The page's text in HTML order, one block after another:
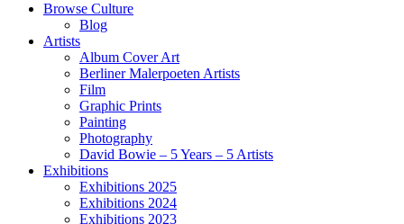
Browse Culture
Blog
Artists
Album Cover Art
Berliner Malerpoeten Artists
Film
Graphic Prints
Painting
Photography
David Bowie – 5 Years – 5 Artists
Exhibitions
Exhibitions 2025
Exhibitions 2024
Exhibitions 2023